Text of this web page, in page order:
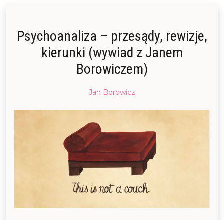
Psychoanaliza – przesądy, rewizje,
kierunki (wywiad z Janem
Borowiczem)
Posted
29/04/201709/11/2021
Jan Borowicz